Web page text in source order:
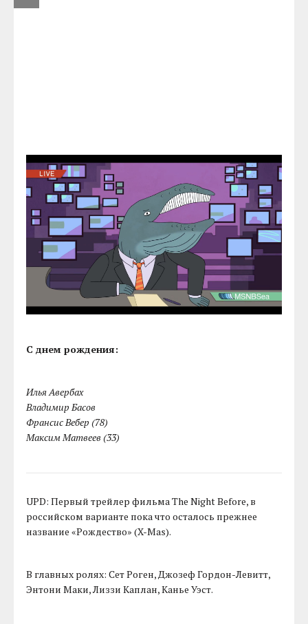
С днем рождения:
Илья Авербах
Владимир Басов
Франсис Вебер (78)
Максим Матвеев (33)
UPD: Первый трейлер фильма The Night Before, в
российском варианте пока что осталось прежнее
название «Рождество» (X-Mas).
В главных ролях: Сет Роген, Джозеф Гордон-Левитт,
Энтони Маки, Лиззи Каплан, Канье Уэст.